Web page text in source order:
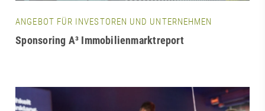
ANGEBOT FÜR INVESTOREN UND UNTERNEHMEN
Sponsoring A³ Immobilienmarktreport